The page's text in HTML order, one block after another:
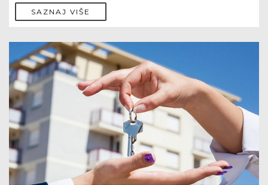
SAZNAJ VIŠE